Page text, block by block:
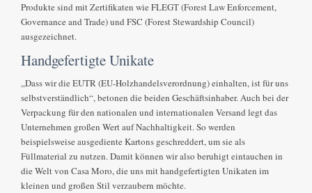
Produkte sind mit Zertifikaten wie FLEGT (Forest Law Enforcement,
Governance and Trade) und FSC (Forest Stewardship Council)
ausgezeichnet.
Handgefertigte Unikate
„Dass wir die EUTR (EU-Holzhandelsverordnung) einhalten, ist für uns
selbstverständlich“, betonen die beiden Geschäftsinhaber. Auch bei der
Verpackung für den nationalen und internationalen Versand legt das
Unternehmen großen Wert auf Nachhaltigkeit. So werden
beispielsweise ausgediente Kartons geschreddert, um sie als
Füllmaterial zu nutzen. Damit können wir also beruhigt eintauchen in
die Welt von Casa Moro, die uns mit handgefertigten Unikaten im
kleinen und großen Stil verzaubern möchte.